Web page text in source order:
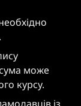
сума може
курсу.